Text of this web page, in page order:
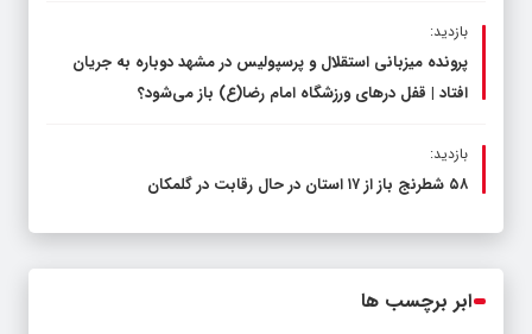
بازدید:
پرونده میزبانی استقلال و پرسپولیس در مشهد دوباره به جریان
افتاد | قفل در‌های ورزشگاه امام رضا(ع) باز می‌شود؟
بازدید:
۵۸ شطرنج‌ باز از ۱۷ استان در حال رقابت در گلمکان
ابر برچسب ها